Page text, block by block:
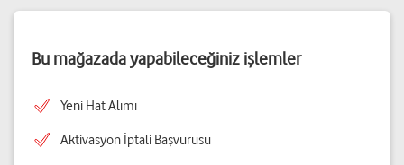
Bu mağazada yapabileceğiniz işlemler
Yeni Hat Alımı
Aktivasyon İptali Başvurusu